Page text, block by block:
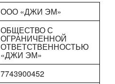
ООО «ДЖИ ЭМ»
ОБЩЕСТВО С
ОГРАНИЧЕННОЙ
ОТВЕТСТВЕННОСТЬЮ
«ДЖИ ЭМ»
7743900452